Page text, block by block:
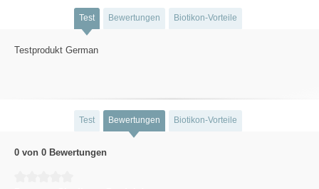
Test Bewertungen Biotikon-Vorteile
Testprodukt German
Test Bewertungen Biotikon-Vorteile
0 von 0 Bewertungen